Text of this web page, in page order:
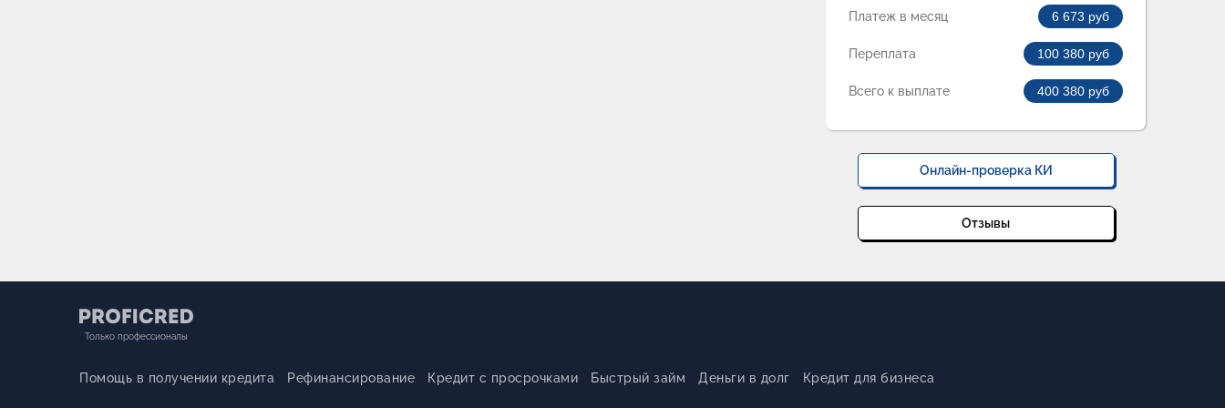
Платеж в месяц 6 673 руб
Переплата 100 380 руб
Всего к выплате 400 380 руб
Онлайн-проверка КИ
Отзывы
Только профессионалы
Помощь в получении кредита Рефинансирование Кредит с просрочками Быстрый займ Деньги в долг Кредит для бизнеса